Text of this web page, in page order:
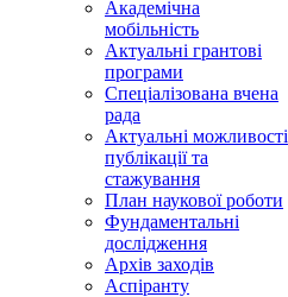
Академічна
мобільність
Актуальні грантові
програми
Спеціалізована вчена
рада
Актуальні можливості
публікації та
стажування
План наукової роботи
Фундаментальні
дослідження
Архів заходів
Аспіранту